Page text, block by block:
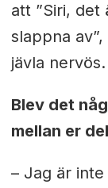
att ”Siri, det
slappna
jävla nervös.
Blev det
mellan er
– Jag är